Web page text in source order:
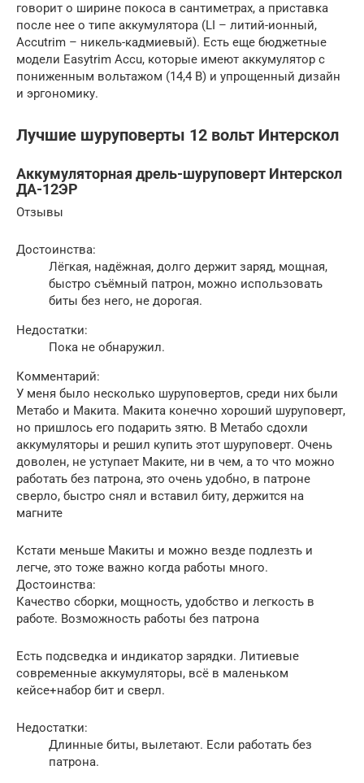
говорит о ширине покоса в сантиметрах, а приставка
после нее о типе аккумулятора (LI – литий-ионный,
Accutrim – никель-кадмиевый). Есть еще бюджетные
модели Easytrim Accu, которые имеют аккумулятор с
пониженным вольтажом (14,4 В) и упрощенный дизайн
и эргономику.
Лучшие шуруповерты 12 вольт Интерскол
Аккумуляторная дрель-шуруповерт Интерскол
ДА-12ЭР
Отзывы
Достоинства:
Лёгкая, надёжная, долго держит заряд, мощная,
быстро съёмный патрон, можно использовать
биты без него, не дорогая.
Недостатки:
Пока не обнаружил.
Комментарий:
У меня было несколько шуруповертов, среди них были
Метабо и Макита. Макита конечно хороший шуруповерт,
но пришлось его подарить зятю. В Метабо сдохли
аккумуляторы и решил купить этот шуруповерт. Очень
доволен, не уступает Маките, ни в чем, а то что можно
работать без патрона, это очень удобно, в патроне
сверло, быстро снял и вставил биту, держится на
магните
Кстати меньше Макиты и можно везде подлезть и
легче, это тоже важно когда работы много.
Достоинства:
Качество сборки, мощность, удобство и легкость в
работе. Возможность работы без патрона
Есть подсведка и индикатор зарядки. Литиевые
современные аккумуляторы, всё в маленьком
кейсе+набор бит и сверл.
Недостатки:
Длинные биты, вылетают. Если работать без
патрона.